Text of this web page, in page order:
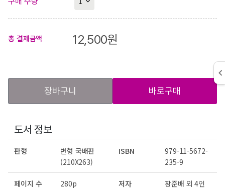
총 결제금액 12,500원
장바구니 바로구매
도서 정보
판형
변형 국배판
(210X263)
ISBN
979-11-5672-
235-9
페이지 수 280p 저자 장준배 외 4인